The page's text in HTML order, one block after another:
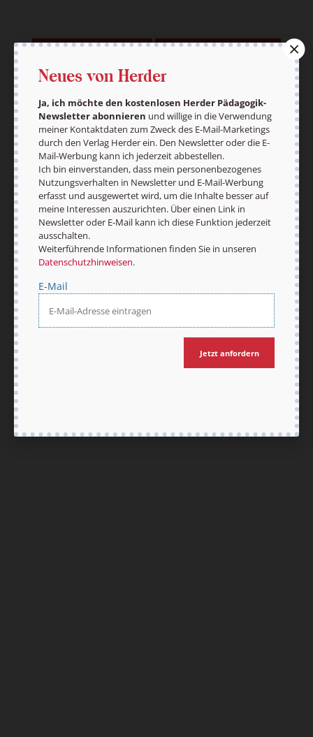
Nach oben
Neues von Herder
Ja, ich möchte den kostenlosen Herder Pädagogik-
Newsletter abonnieren und willige in die Verwendung
meiner Kontaktdaten zum Zweck des E-Mail-Marketings
durch den Verlag Herder ein. Den Newsletter oder die E-
Mail-Werbung kann ich jederzeit abbestellen.
Ich bin einverstanden, dass mein personenbezogenes
Nutzungsverhalten in Newsletter und E-Mail-Werbung
erfasst und ausgewertet wird, um die Inhalte besser auf
meine Interessen auszurichten. Über einen Link in
Newsletter oder E-Mail kann ich diese Funktion jederzeit
ausschalten.
Weiterführende Informationen finden Sie in unseren
Datenschutzhinweisen.
E-Mail
Jetzt anfordern